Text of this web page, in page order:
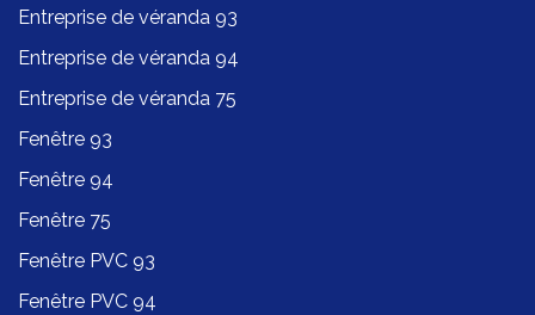
Entreprise de véranda 93
Entreprise de véranda 94
Entreprise de véranda 75
Fenêtre 93
Fenêtre 94
Fenêtre 75
Fenêtre PVC 93
Fenêtre PVC 94